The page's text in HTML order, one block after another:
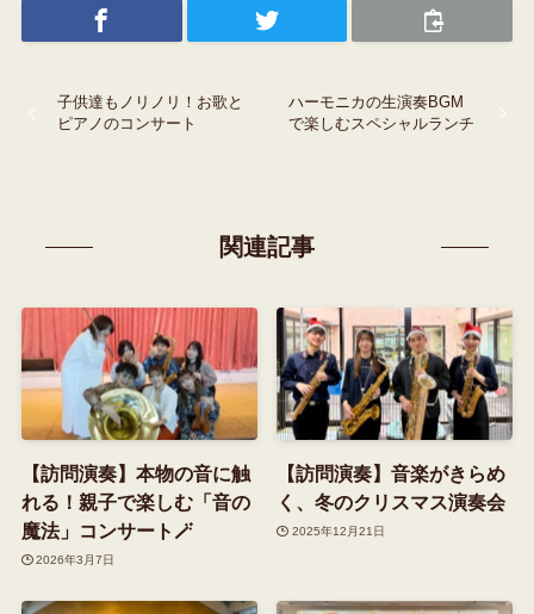
子供達もノリノリ！お歌と
ピアノのコンサート
ハーモニカの生演奏BGM
で楽しむスペシャルランチ
関連記事
【訪問演奏】本物の音に触
れる！親子で楽しむ「音の
魔法」コンサート🪄
2026年3月7日
【訪問演奏】音楽がきらめ
く、冬のクリスマス演奏会
2025年12月21日